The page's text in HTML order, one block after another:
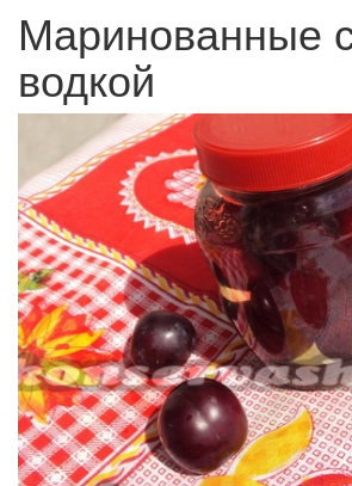
Маринованные
водкой